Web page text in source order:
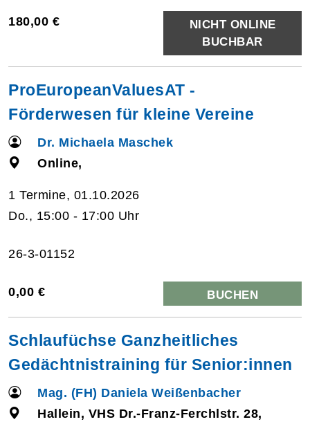
180,00 €
NICHT ONLINE
BUCHBAR
ProEuropeanValuesAT -
Förderwesen für kleine Vereine
Dr. Michaela Maschek
Online,
1 Termine, 01.10.2026
Do., 15:00 - 17:00 Uhr
26-3-01152
0,00 € BUCHEN
Schlaufüchse Ganzheitliches
Gedächtnistraining für Senior:innen
Mag. (FH) Daniela Weißenbacher
Hallein, VHS Dr.-Franz-Ferchlstr. 28,